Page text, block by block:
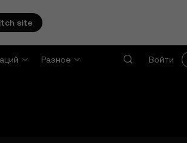
site
Разное Войти